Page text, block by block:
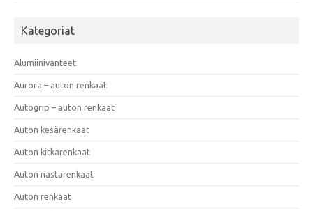
Kategoriat
Alumiinivanteet
Aurora – auton renkaat
Autogrip – auton renkaat
Auton kesärenkaat
Auton kitkarenkaat
Auton nastarenkaat
Auton renkaat